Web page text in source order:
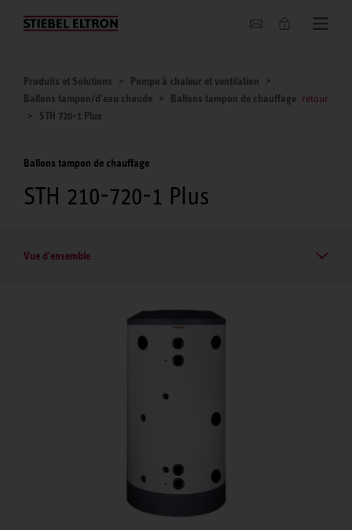
Entreprise
Produits et Solutions
Pompe à chaleur et ventilation
Ballons tampon/d'eau chaude
Ballons tampon de chauffage
STH 720-1 Plus
retour
Ballons tampon de chauffage
STH 210-720-1 Plus
Vue d'ensemble